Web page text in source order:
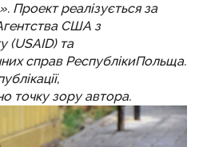
Проект реалізується за
США з
(USAID) та
справ РеспублікиПольща.
точку зору автора.